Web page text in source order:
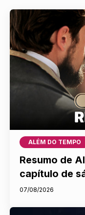
ALÉM DO TEMPO
Resumo de
capítulo de
07/08/2026